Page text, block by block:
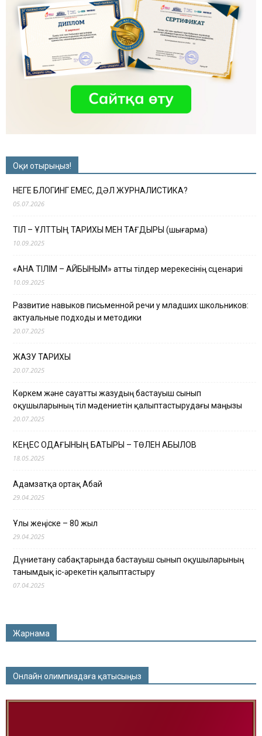
Оқи отырыңыз!
НЕГЕ БЛОГИНГ ЕМЕС, ДӘЛ ЖУРНАЛИСТИКА?
05.07.2026
ТІЛ – ҰЛТТЫҢ ТАРИХЫ МЕН ТАҒДЫРЫ (шығарма)
10.09.2025
«АНА ТІЛІМ – АЙБЫНЫМ» атты тілдер мерекесінің сценариі
10.09.2025
Развитие навыков письменной речи у младших школьников:
актуальные подходы и методики
20.07.2025
ЖАЗУ ТАРИХЫ
20.07.2025
Көркем және сауатты жазудың бастауыш сынып
оқушыларының тіл мәдениетін қалыптастырудағы маңызы
20.07.2025
КЕҢЕС ОДАҒЫНЫҢ БАТЫРЫ – ТӨЛЕН ҚАБЫЛОВ
18.05.2025
Адамзатқа ортақ Абай
29.04.2025
Ұлы жеңіске – 80 жыл
29.04.2025
Дүниетану сабақтарында бастауыш сынып оқушыларының
танымдық іс-әрекетін қалыптастыру
07.04.2025
Жарнама
Онлайн олимпиадаға қатысыңыз